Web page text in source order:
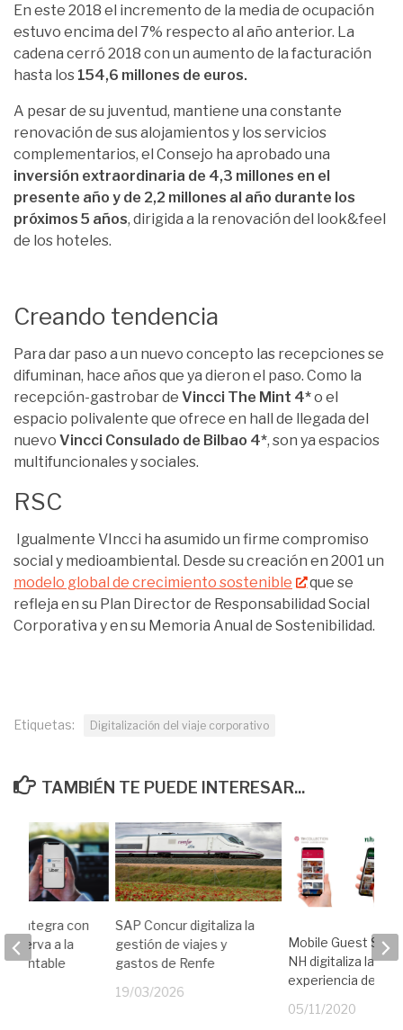
En este 2018 el incremento de la media de ocupación
estuvo encima del 7% respecto al año anterior. La
cadena cerró 2018 con un aumento de la facturación
hasta los 154,6 millones de euros.
A pesar de su juventud, mantiene una constante
renovación de sus alojamientos y los servicios
complementarios, el Consejo ha aprobado una
inversión extraordinaria de 4,3 millones en el
presente año y de 2,2 millones al año durante los
próximos 5 años, dirigida a la renovación del look&feel
de los hoteles.
Creando tendencia
Para dar paso a un nuevo concepto las recepciones se
difuminan, hace años que ya dieron el paso. Como la
recepción-gastrobar de Vincci The Mint 4*o el
espacio polivalente que ofrece en hall de llegada del
nuevo Vincci Consulado de Bilbao 4*, son ya espacios
multifuncionales y sociales.
RSC
Igualmente VIncci ha asumido un firme compromiso
social y medioambiental. Desde su creación en 2001 un
modelo global de crecimiento sostenible
que se
refleja en su Plan Director de Responsabilidad Social
Corporativa y en su Memoria Anual de Sostenibilidad.
Etiquetas: Digitalización del viaje corporativo
TAMBIÉN TE PUEDE INTERESAR...
SAP Concur digitaliza la
gestión de viajes y
gastos de Renfe
19/03/2026
Mobile Guest
NH digitaliza la
experiencia del
05/11/2020
se integra con
reserva a la
contable